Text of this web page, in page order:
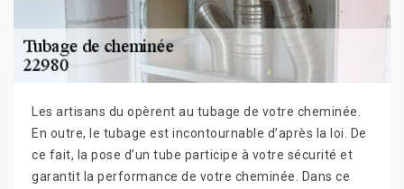
Les artisans du opèrent au tubage de votre cheminée.
En outre, le tubage est incontournable d’après la loi. De
ce fait, la pose d’un tube participe à votre sécurité et
garantit la performance de votre cheminée. Dans ce